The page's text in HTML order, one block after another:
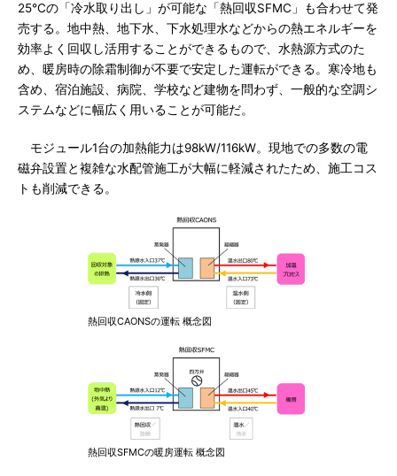
25℃の「冷水取り出し」が可能な「熱回収SFMC」も合わせて発
売する。地中熱、地下水、下水処理水などからの熱エネルギーを
効率よく回収し活用することができるもので、水熱源方式のた
め、暖房時の除霜制御が不要で安定した運転ができる。寒冷地も
含め、宿泊施設、病院、学校など建物を問わず、一般的な空調シ
ステムなどに幅広く用いることが可能だ。
モジュール1台の加熱能力は98kW/116kW。現地での多数の電
磁弁設置と複雑な水配管施工が大幅に軽減されたため、施工コス
トも削減できる。
熱回収CAONSの運転 概念図
熱回収SFMCの暖房運転 概念図